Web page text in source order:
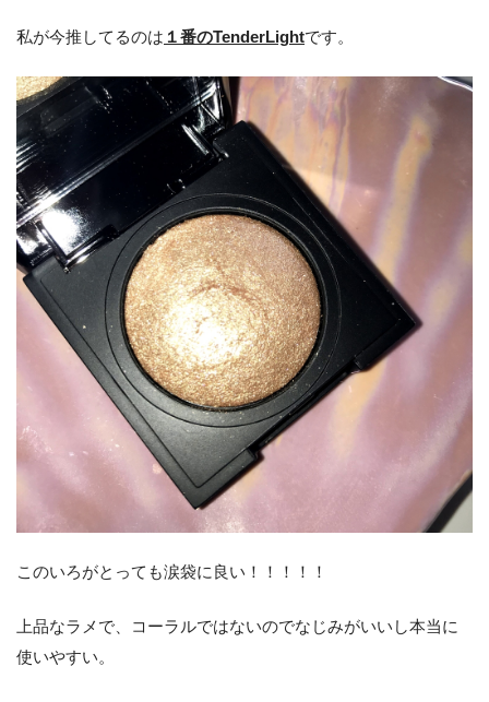
私が今推してるのは １番のTenderLightです。
このいろがとっても涙袋に良い！！！！！
上品なラメで、コーラルではないのでなじみがいいし本当に
使いやすい。